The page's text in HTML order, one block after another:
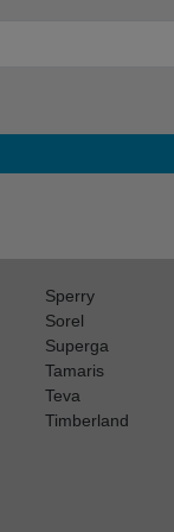
Sperry
Sorel
Superga
Tamaris
Teva
Timberland